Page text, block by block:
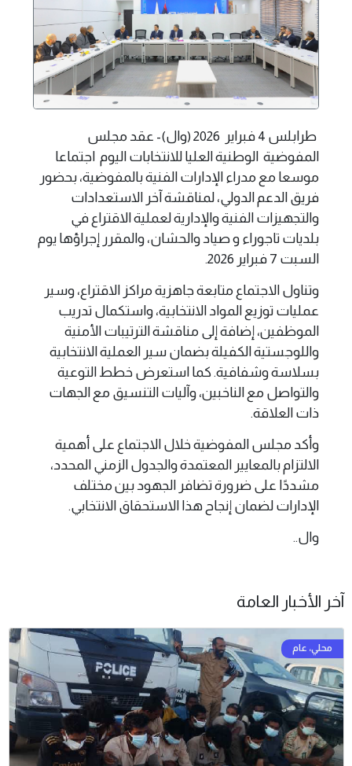
طرابلس 4 فبراير 2026 (وال)- عقد مجلس
المفوضية الوطنية العليا للانتخابات اليوم اجتماعا
موسعا مع مدراء الإدارات الفنية بالمفوضية، بحضور
فريق الدعم الدولي، لمناقشة آخر الاستعدادات
والتجهيزات الفنية والإدارية لعملية الاقتراع في
بلديات تاجوراء و صياد والحشان، والمقرر إجراؤها يوم
السبت 7 فبراير 2026.
وتناول الاجتماع متابعة جاهزية مراكز الاقتراع، وسير
عمليات توزيع المواد الانتخابية، واستكمال تدريب
الموظفين، إضافة إلى مناقشة الترتيبات الأمنية
واللوجستية الكفيلة بضمان سير العملية الانتخابية
بسلاسة وشفافية. كما استعرض خطط التوعية
والتواصل مع الناخبين، وآليات التنسيق مع الجهات
ذات العلاقة.
وأكد مجلس المفوضية خلال الاجتماع على أهمية
الالتزام بالمعايير المعتمدة والجدول الزمني المحدد،
مشددًا على ضرورة تضافر الجهود بين مختلف
الإدارات لضمان إنجاح هذا الاستحقاق الانتخابي.
وال..
آخر الأخبار العامة